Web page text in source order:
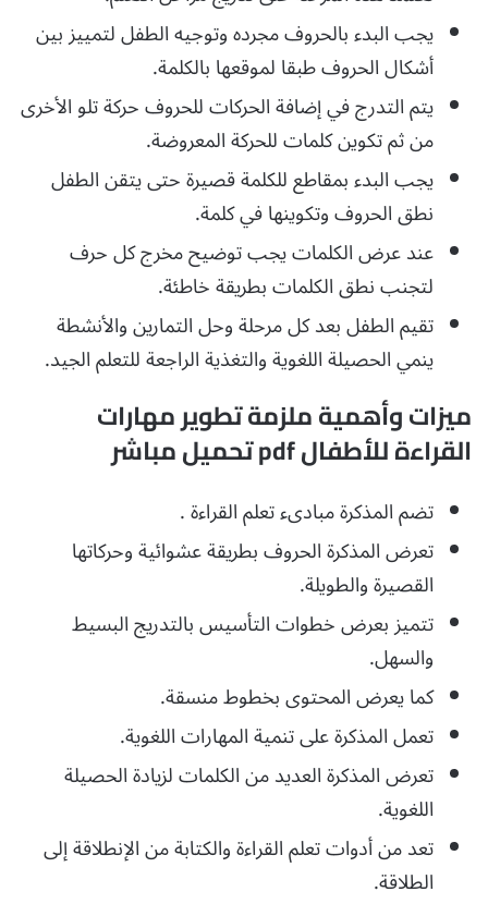
يجب البدء بالحروف مجرده وتوجيه الطفل لتمييز بين
أشكال الحروف طبقا لموقعها بالكلمة.
يتم التدرج في إضافة الحركات للحروف حركة تلو الأخرى
من ثم تكوين كلمات للحركة المعروضة.
يجب البدء بمقاطع للكلمة قصيرة حتى يتقن الطفل
نطق الحروف وتكوينها في كلمة.
عند عرض الكلمات يجب توضيح مخرج كل حرف
لتجنب نطق الكلمات بطريقة خاطئة.
تقيم الطفل بعد كل مرحلة وحل التمارين والأنشطة
ينمي الحصيلة اللغوية والتغذية الراجعة للتعلم الجيد.
ميزات وأهمية ملزمة تطوير مهارات
القراءة للأطفال pdf تحميل مباشر
تضم المذكرة مبادىء تعلم القراءة .
تعرض المذكرة الحروف بطريقة عشوائية وحركاتها
القصيرة والطويلة.
تتميز بعرض خطوات التأسيس بالتدريج البسيط
والسهل.
كما يعرض المحتوى بخطوط منسقة.
تعمل المذكرة على تنمية المهارات اللغوية.
تعرض المذكرة العديد من الكلمات لزيادة الحصيلة
اللغوية.
تعد من أدوات تعلم القراءة والكتابة من الإنطلاقة إلى
الطلاقة.